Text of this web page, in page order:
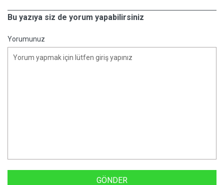
Bu yazıya siz de yorum yapabilirsiniz
Yorumunuz